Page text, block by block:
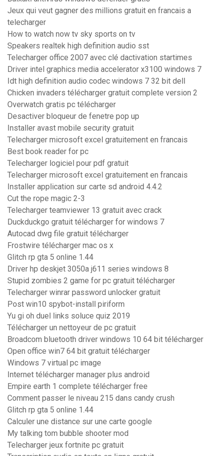
Jeux qui veut gagner des millions gratuit en francais a
telecharger
How to watch now tv sky sports on tv
Speakers realtek high definition audio sst
Telecharger office 2007 avec clé dactivation startimes
Driver intel graphics media accelerator x3100 windows 7
Idt high definition audio codec windows 7 32 bit dell
Chicken invaders télécharger gratuit complete version 2
Overwatch gratis pc télécharger
Desactiver bloqueur de fenetre pop up
Installer avast mobile security gratuit
Telecharger microsoft excel gratuitement en francais
Best book reader for pc
Telecharger logiciel pour pdf gratuit
Telecharger microsoft excel gratuitement en francais
Installer application sur carte sd android 4.4.2
Cut the rope magic 2-3
Telecharger teamviewer 13 gratuit avec crack
Duckduckgo gratuit télécharger for windows 7
Autocad dwg file gratuit télécharger
Frostwire télécharger mac os x
Glitch rp gta 5 online 1.44
Driver hp deskjet 3050a j611 series windows 8
Stupid zombies 2 game for pc gratuit télécharger
Telecharger winrar password unlocker gratuit
Post win10 spybot-install piriform
Yu gi oh duel links soluce quiz 2019
Télécharger un nettoyeur de pc gratuit
Broadcom bluetooth driver windows 10 64 bit télécharger
Open office win7 64 bit gratuit télécharger
Windows 7 virtual pc image
Internet télécharger manager plus android
Empire earth 1 complete télécharger free
Comment passer le niveau 215 dans candy crush
Glitch rp gta 5 online 1.44
Calculer une distance sur une carte google
My talking tom bubble shooter mod
Telecharger jeux fortnite pc gratuit